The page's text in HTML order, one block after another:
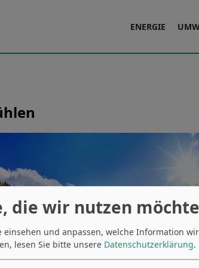
ENERGIE
die wir nutzen
einsehen und anpassen, welche Information
lesen Sie bitte unsere Datenschutzerklärung.